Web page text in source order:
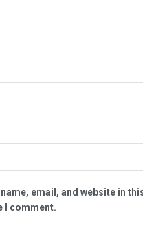
name, email, and website in
I comment.